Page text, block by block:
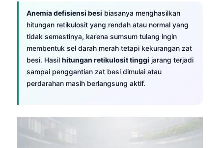
Anemia defisiensi besi biasanya menghasilkan
hitungan retikulosit yang rendah atau normal yang
tidak semestinya, karena sumsum tulang ingin
membentuk sel darah merah tetapi kekurangan zat
besi. Hasil hitungan retikulosit tinggi jarang terjadi
sampai penggantian zat besi dimulai atau
perdarahan masih berlangsung aktif.